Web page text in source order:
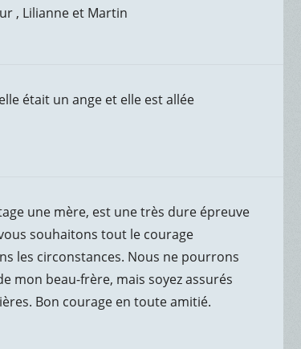
, Lilianne et Martin
était un ange et elle est allée
une mère, est une très dure épreuve
souhaitons tout le courage
les circonstances. Nous ne pourrons
mon beau-frère, mais soyez assurés
Bon courage en toute amitié.